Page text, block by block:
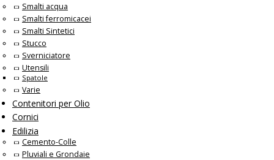
Smalti acqua
Smalti ferromicacei
Smalti Sintetici
Stucco
Sverniciatore
Utensili
Spatole
Varie
Contenitori per Olio
Cornici
Edilizia
Cemento-Colle
Pluviali e Grondaie